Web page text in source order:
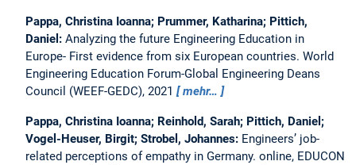
Pappa, Christina Ioanna; Prummer, Katharina; Pittich,
Daniel: Analyzing the future Engineering Education in
Europe- First evidence from six European countries. World
Engineering Education Forum-Global Engineering Deans
Council (WEEF-GEDC), 2021
mehr…
Pappa, Christina Ioanna; Reinhold, Sarah; Pittich, Daniel;
Vogel-Heuser, Birgit; Strobel, Johannes: Engineers’ job-
related perceptions of empathy in Germany. online, EDUCON